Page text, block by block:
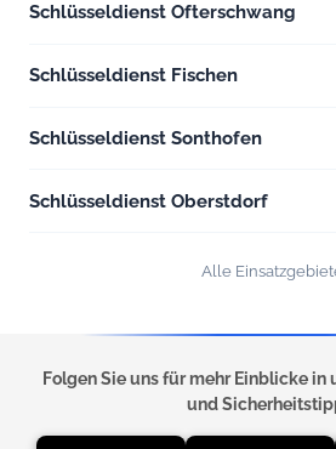
Schlüsseldienst Ofterschwang
Schlüsseldienst Fischen
Schlüsseldienst Sonthofen
Schlüsseldienst Oberstdorf
Alle
Folgen Sie uns für mehr Einblicke in
und